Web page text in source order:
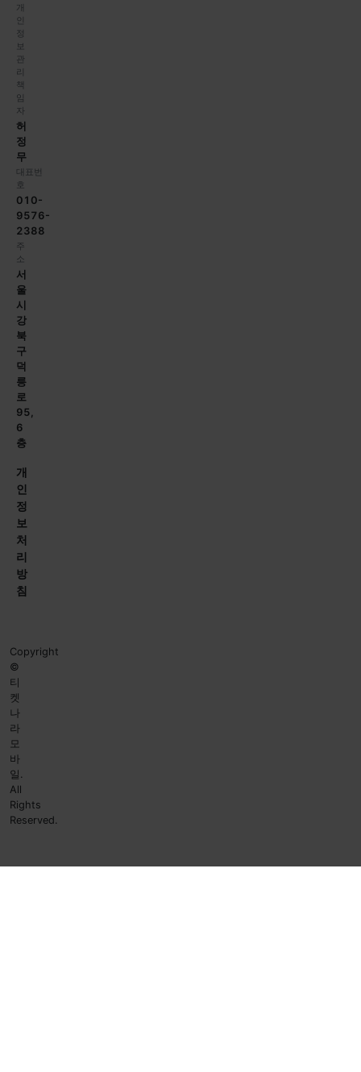
개
인
정
보
관
리
책
임
자
허
정
무
대표번
호
010-
9576-
2388
주
소
서
울
시
강
북
구
덕
릉
로
95,
6
층
개
인
정
보
처
리
방
침
Copyright
©
티
켓
나
라
모
바
일.
All
Rights
Reserved.